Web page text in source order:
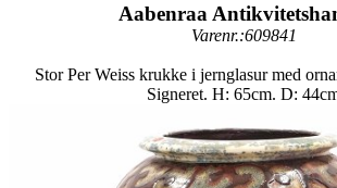
Aabenraa
Varenr.:609841
Stor Per Weiss krukke i jernglasur med
Signeret. H: 65cm. D: